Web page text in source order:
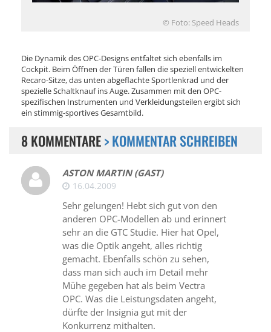
© Foto: Speed Heads
Die Dynamik des OPC-Designs entfaltet sich ebenfalls im
Cockpit. Beim Öffnen der Türen fallen die speziell entwickelten
Recaro-Sitze, das unten abgeflachte Sportlenkrad und der
spezielle Schaltknauf ins Auge. Zusammen mit den OPC-
spezifischen Instrumenten und Verkleidungsteilen ergibt sich
ein stimmig-sportives Gesamtbild.
8 KOMMENTARE> KOMMENTAR SCHREIBEN
ASTON MARTIN (GAST)
16.04.2009
Sehr gelungen! Hebt sich gut von den
anderen OPC-Modellen ab und erinnert
sehr an die GTC Studie. Hier hat Opel,
was die Optik angeht, alles richtig
gemacht. Ebenfalls schön zu sehen,
dass man sich auch im Detail mehr
Mühe gegeben hat als beim Vectra
OPC. Was die Leistungsdaten angeht,
dürfte der Insignia gut mit der
Konkurrenz mithalten.